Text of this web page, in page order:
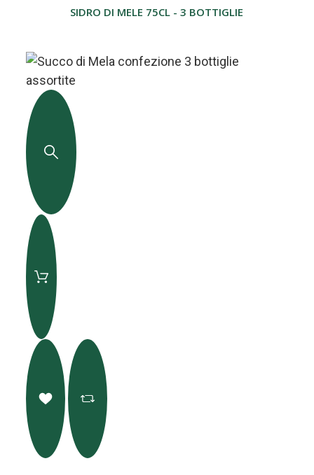
SIDRO DI MELE 75CL - 3 BOTTIGLIE